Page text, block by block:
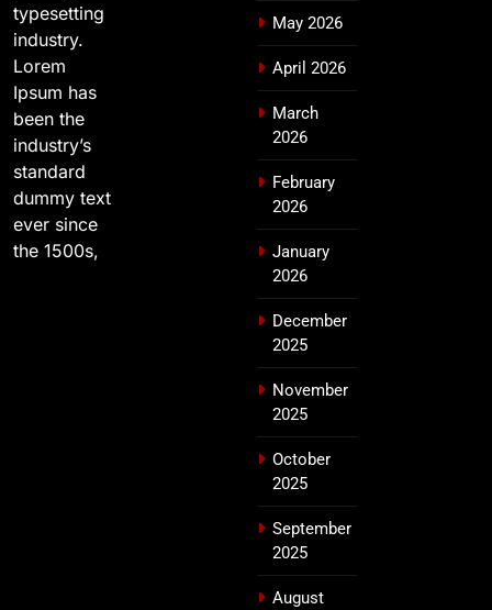
typesetting
industry.
Lorem
Ipsum has
been the
industry’s
standard
dummy text
ever since
the 1500s,
May 2026
April 2026
March
2026
February
2026
January
2026
December
2025
November
2025
October
2025
September
2025
August